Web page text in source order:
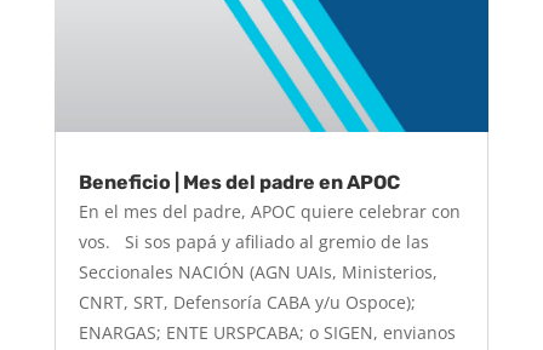
Beneficio | Mes del padre en APOC
En el mes del padre, APOC quiere celebrar con
vos. Si sos papá y afiliado al gremio de las
Seccionales NACIÓN (AGN UAIs, Ministerios,
CNRT, SRT, Defensoría CABA y/u Ospoce);
ENARGAS; ENTE URSPCABA; o SIGEN, envianos